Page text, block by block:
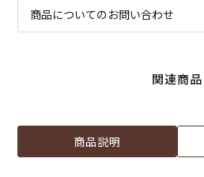
商品についてのお問い合わせ
関連商品
商品説明